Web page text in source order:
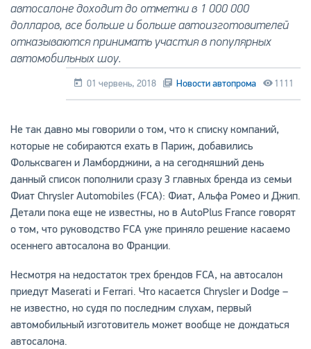
автосалоне доходит до отметки в 1 000 000
долларов, все больше и больше автоизготовителей
отказываются принимать участия в популярных
автомобильных шоу.
01 червень, 2018 Новости автопрома 1111
Не так давно мы говорили о том, что к списку компаний,
которые не собираются ехать в Париж, добавились
Фольксваген и Ламборджини, а на сегодняшний день
данный список пополнили сразу 3 главных бренда из семьи
Фиат Chrysler Automobiles (FCA): Фиат, Альфа Ромео и Джип.
Детали пока еще не известны, но в AutoPlus France говорят
о том, что руководство FCA уже приняло решение касаемо
осеннего автосалона во Франции.
Несмотря на недостаток трех брендов FCA, на автосалон
приедут Maserati и Ferrari. Что касается Chrysler и Dodge –
не известно, но судя по последним слухам, первый
автомобильный изготовитель может вообще не дождаться
автосалона.